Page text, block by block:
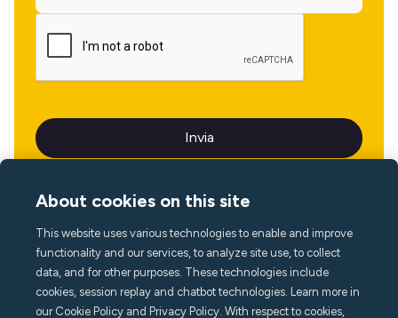
Lingua
About cookies on this site
This website uses various technologies to enable and improve
functionality and our services, to analyze site use, to collect
data, and for other purposes. These technologies include
cookies, session replay and chatbot technologies. Learn more in
our Cookie Policy and Privacy Policy. With respect to cookies,